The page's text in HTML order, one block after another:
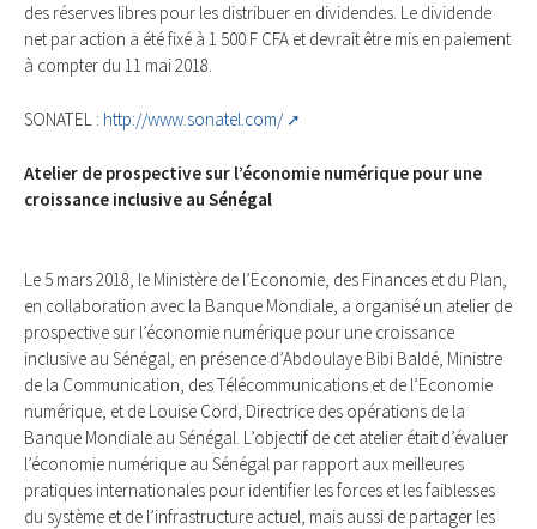
des réserves libres pour les distribuer en dividendes. Le dividende
net par action a été fixé à 1 500 F CFA et devrait être mis en paiement
à compter du 11 mai 2018.
SONATEL : http://www.sonatel.com/
Atelier de prospective sur l’économie numérique pour une
croissance inclusive au Sénégal
Le 5 mars 2018, le Ministère de l’Economie, des Finances et du Plan,
en collaboration avec la Banque Mondiale, a organisé un atelier de
prospective sur l’économie numérique pour une croissance
inclusive au Sénégal, en présence d’Abdoulaye Bibi Baldé, Ministre
de la Communication, des Télécommunications et de l’Economie
numérique, et de Louise Cord, Directrice des opérations de la
Banque Mondiale au Sénégal. L’objectif de cet atelier était d’évaluer
l’économie numérique au Sénégal par rapport aux meilleures
pratiques internationales pour identifier les forces et les faiblesses
du système et de l’infrastructure actuel, mais aussi de partager les